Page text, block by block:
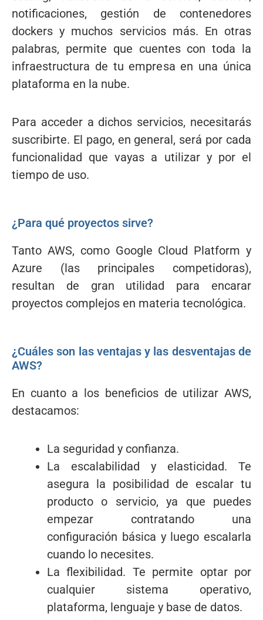
notificaciones, gestión de contenedores
dockers y muchos servicios más. En otras
palabras, permite que cuentes con toda la
infraestructura de tu empresa en una única
plataforma en la nube.
Para acceder a dichos servicios, necesitarás
suscribirte. El pago, en general, será por cada
funcionalidad que vayas a utilizar y por el
tiempo de uso.
¿Para qué proyectos sirve?
Tanto AWS, como Google Cloud Platform y
Azure (las principales competidoras),
resultan de gran utilidad para encarar
proyectos complejos en materia tecnológica.
¿Cuáles son las ventajas y las desventajas de
AWS?
En cuanto a los beneficios de utilizar AWS,
destacamos:
La seguridad y confianza.
La escalabilidad y elasticidad. Te
asegura la posibilidad de escalar tu
producto o servicio, ya que puedes
empezar contratando una
configuración básica y luego escalarla
cuando lo necesites.
La flexibilidad. Te permite optar por
cualquier sistema operativo,
plataforma, lenguaje y base de datos.